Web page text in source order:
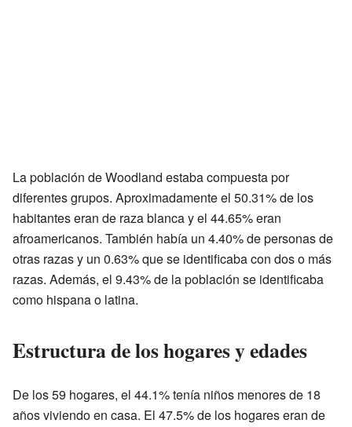
La población de Woodland estaba compuesta por
diferentes grupos. Aproximadamente el 50.31% de los
habitantes eran de raza blanca y el 44.65% eran
afroamericanos. También había un 4.40% de personas de
otras razas y un 0.63% que se identificaba con dos o más
razas. Además, el 9.43% de la población se identificaba
como hispana o latina.
Estructura de los hogares y edades
De los 59 hogares, el 44.1% tenía niños menores de 18
años viviendo en casa. El 47.5% de los hogares eran de